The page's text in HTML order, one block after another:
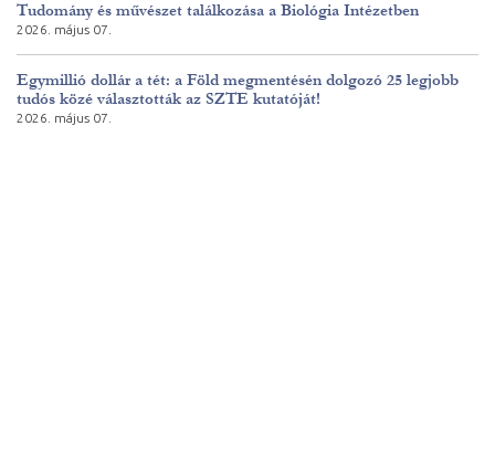
Tudomány és művészet találkozása a Biológia Intézetben
2026. május 07.
Egymillió dollár a tét: a Föld megmentésén dolgozó 25 legjobb
tudós közé választották az SZTE kutatóját!
2026. május 07.